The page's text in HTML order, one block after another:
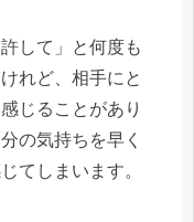
して」と何度も
れど、相手にと
じることがあり
の気持ちを早く
てしまいます。